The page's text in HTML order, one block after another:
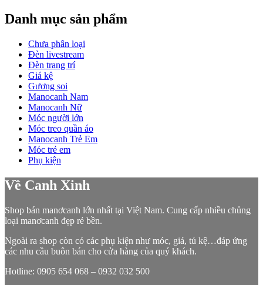
Danh mục sản phẩm
Chưa phân loại
Đèn livestream
Đèn trang trí
Giá kệ
Gương soi
Manocanh Nam
Manocanh Nữ
Móc người lớn
Móc treo quần áo
Manocanh Trẻ Em
Móc trẻ em
Phụ kiện
Về Canh Xinh
Shop bán manơcanh lớn nhất tại Việt Nam. Cung cấp nhiều chủng
loại manơcanh đẹp rẻ bền.
Ngoài ra shop còn có các phụ kiện như móc, giá, tủ kệ…đáp ứng
các nhu cầu buôn bán cho cửa hàng của quý khách.
Hotline: 0905 654 068 – 0932 032 500